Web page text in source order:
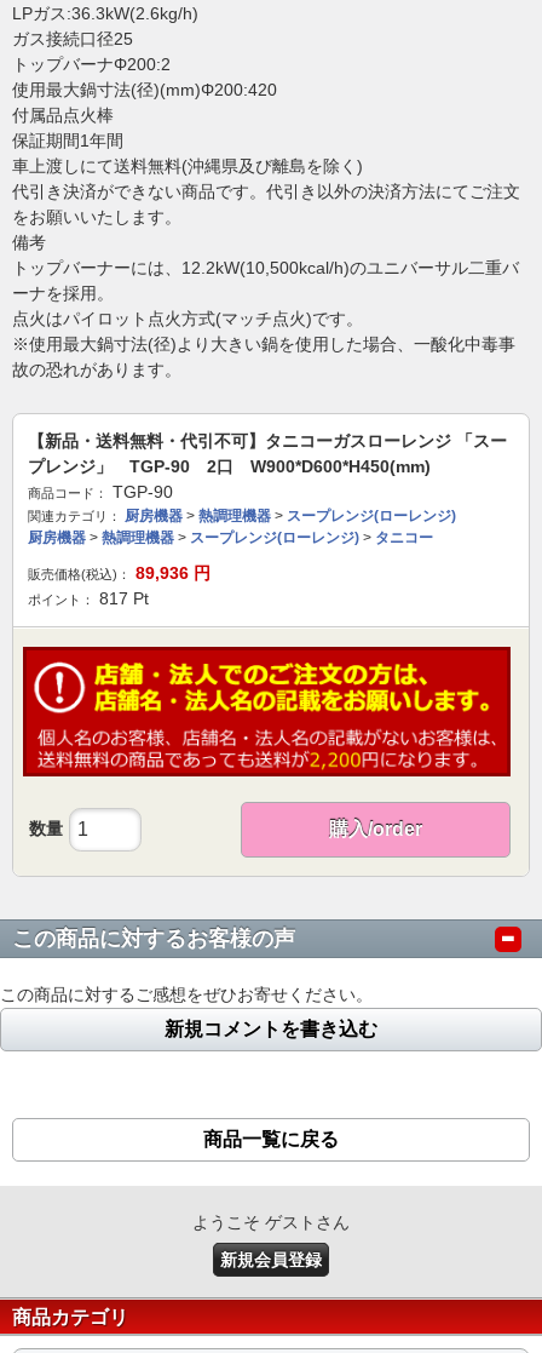
LPガス:36.3kW(2.6kg/h)
ガス接続口径25
トップバーナΦ200:2
使用最大鍋寸法(径)(mm)Φ200:420
付属品点火棒
保証期間1年間
車上渡しにて送料無料(沖縄県及び離島を除く)
代引き決済ができない商品です。代引き以外の決済方法にてご注文
をお願いいたします。
備考
トップバーナーには、12.2kW(10,500kcal/h)のユニバーサル二重バ
ーナを採用。
点火はパイロット点火方式(マッチ点火)です。
※使用最大鍋寸法(径)より大きい鍋を使用した場合、一酸化中毒事
故の恐れがあります。
【新品・送料無料・代引不可】タニコーガスローレンジ 「スー
プレンジ」 TGP-90 2口 W900*D600*H450(mm)
商品コード： TGP-90
関連カテゴリ： 厨房機器 > 熱調理機器 > スープレンジ(ローレンジ)
厨房機器 > 熱調理機器 > スープレンジ(ローレンジ) > タニコー
販売価格(税込)： 89,936 円
ポイント： 817 Pt
数量 購入/order
この商品に対するお客様の声
この商品に対するご感想をぜひお寄せください。
新規コメントを書き込む
商品一覧に戻る
ようこそ ゲストさん
新規会員登録
商品カテゴリ